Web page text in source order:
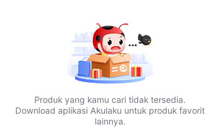
Produk yang kamu cari tidak tersedia.
Download aplikasi Akulaku untuk produk favorit
lainnya.